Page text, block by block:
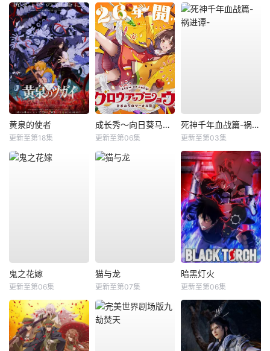
黄泉的使者
更新至第18集
成长秀～向日葵马戏团～
更新至第06集
死神千年血战篇-祸进谭-
更新至第03集
鬼之花嫁
更新至第06集
猫与龙
更新至第07集
暗黑灯火
更新至第06集